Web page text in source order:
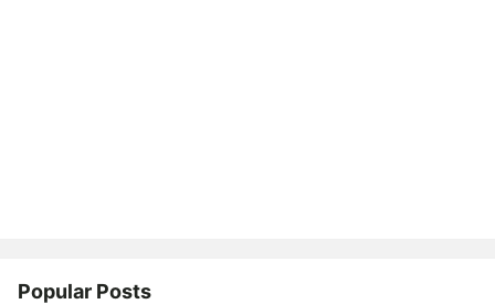
Popular Posts